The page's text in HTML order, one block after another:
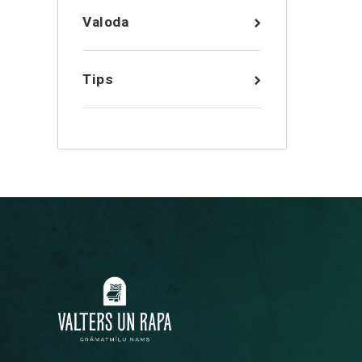
Valoda
Tips